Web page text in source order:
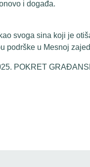
i događa.
svoga sina koji je
podrške u Mesnoj
POKRET